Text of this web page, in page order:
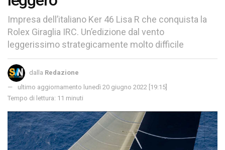
Impresa dell’italiano Ker 46 Lisa R che conquista la
Rolex Giraglia IRC. Un’edizione dal vento
leggerissimo strategicamente molto difficile
dalla Redazione
ultimo aggiornamento lunedì 20 giugno 2022 [19:15]
Tempo di lettura: 11 minuti